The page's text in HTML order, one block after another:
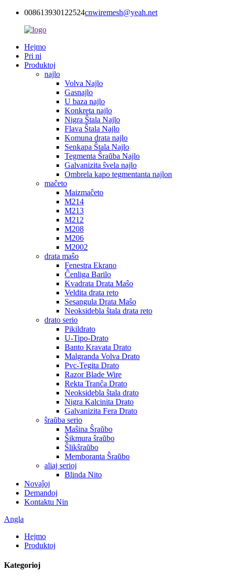
008613930122524cnwiremesh@yeah.net
Hejmo
Pri ni
Produktoj
najlo
Volva Najlo
Gasnajlo
U baza najlo
Konkreta najlo
Nigra Ŝtala Najlo
Flava Ŝtala Najlo
Komuna drata najlo
Senkapa Ŝtala Najlo
Tegmenta Ŝraŭba Najlo
Galvanizita ŝvela najlo
Ombrela kapo tegmentanta najlon
maĉeto
Maizmaĉeto
M214
M213
M212
M208
M206
M2002
drata maŝo
Fenestra Ekrano
Ĉenliga Barilo
Kvadrata Drata Maŝo
Veldita drata reto
Sesangula Drata Maŝo
Neoksidebla ŝtala drata reto
drato serio
Pikildrato
U-Tipo-Drato
Banto Kravata Drato
Malgranda Volva Drato
Pvc-Tegita Drato
Razor Blade Wire
Rekta Tranĉa Drato
Neoksidebla ŝtala drato
Nigra Kalcinita Drato
Galvanizita Fera Drato
ŝraŭba serio
Maŝina Ŝraŭbo
Ŝikmura ŝraŭbo
Ŝlikŝraŭbo
Memboranta Ŝraŭbo
aliaj serioj
Blinda Nito
Novaĵoj
Demandoj
Kontaktu Nin
Angla
Hejmo
Produktoj
Kategorioj